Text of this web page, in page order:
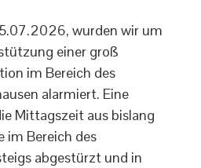
wurden wir um
einer groß
im Bereich des
alarmiert. Eine
Mittagszeit aus bislang
im Bereich des
abgestürzt und in